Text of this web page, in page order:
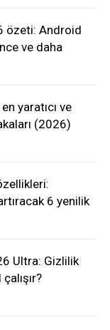
özeti: Android
ve daha
yaratıcı ve
(2026)
6 yenilik
Ultra: Gizlilik